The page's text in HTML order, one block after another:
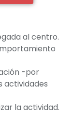
al centro.
-por
actividades
la actividad.